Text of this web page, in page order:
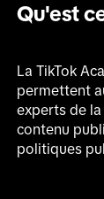
Qu'est
La TikTok
permettent
experts de
contenu
politiques